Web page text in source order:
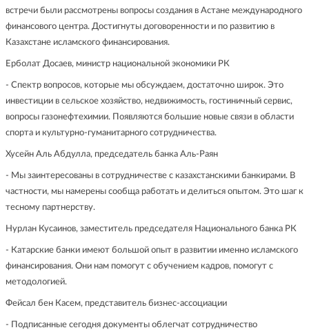
встречи были рассмотрены вопросы создания в Астане международного
финансового центра. Достигнуты договоренности и по развитию в
Казахстане исламского финансирования.
Ерболат Досаев, министр национальной экономики РК
- Спектр вопросов, которые мы обсуждаем, достаточно широк. Это
инвестиции в сельское хозяйство, недвижимость, гостиничный сервис,
вопросы газонефтехимии. Появляются большие новые связи в области
спорта и культурно-гуманитарного сотрудничества.
Хусейн Аль Абдулла, председатель банка Аль-Раян
- Мы заинтересованы в сотрудничестве с казахстанскими банкирами. В
частности, мы намерены сообща работать и делиться опытом. Это шаг к
тесному партнерству.
Нурлан Кусаинов, заместитель председателя Национального банка РК
- Катарские банки имеют большой опыт в развитии именно исламского
финансирования. Они нам помогут с обучением кадров, помогут с
методологией.
Фейсал бен Касем, представитель бизнес-ассоциации
- Подписанные сегодня документы облегчат сотрудничество